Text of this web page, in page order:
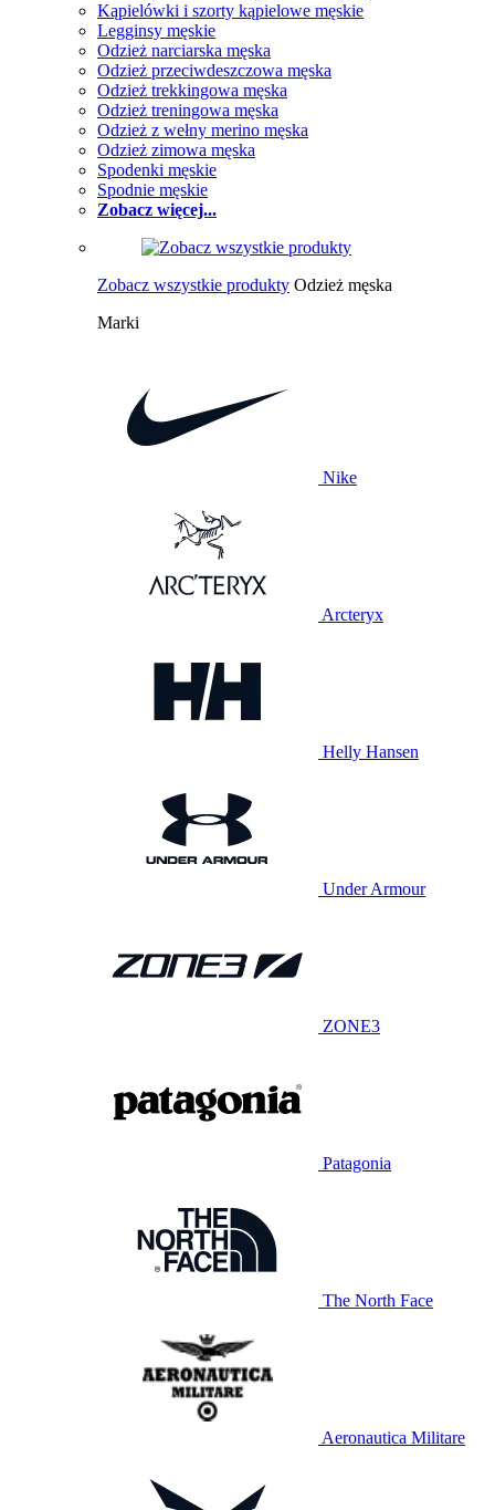
Kąpielówki i szorty kąpielowe męskie
Legginsy męskie
Odzież narciarska męska
Odzież przeciwdeszczowa męska
Odzież trekkingowa męska
Odzież treningowa męska
Odzież z wełny merino męska
Odzież zimowa męska
Spodenki męskie
Spodnie męskie
Zobacz więcej...
Zobacz wszystkie produkty Odzież męska
Marki
Nike
Arcteryx
Helly Hansen
Under Armour
ZONE3
Patagonia
The North Face
Aeronautica Militare